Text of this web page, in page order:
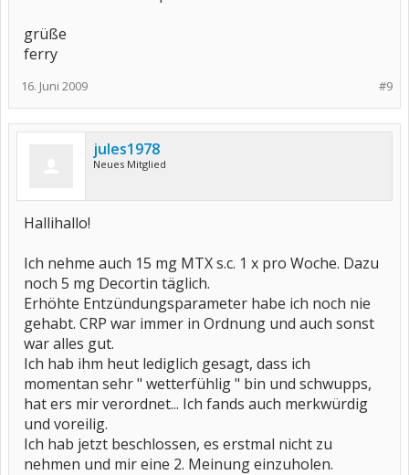
grüße
ferry
#9
16. Juni 2009
jules1978
Neues Mitglied
Hallihallo!
Ich nehme auch 15 mg MTX s.c. 1 x pro Woche. Dazu
noch 5 mg Decortin täglich.
Erhöhte Entzündungsparameter habe ich noch nie
gehabt. CRP war immer in Ordnung und auch sonst
war alles gut.
Ich hab ihm heut lediglich gesagt, dass ich
momentan sehr " wetterfühlig " bin und schwupps,
hat ers mir verordnet... Ich fands auch merkwürdig
und voreilig.
Ich hab jetzt beschlossen, es erstmal nicht zu
nehmen und mir eine 2. Meinung einzuholen.